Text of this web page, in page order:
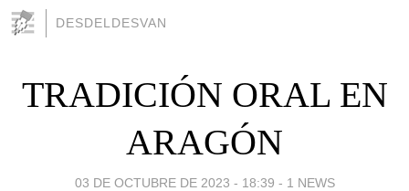
DESDELDESVAN
TRADICIÓN ORAL EN
ARAGÓN
03 DE OCTUBRE DE 2023 - 18:39 - 1 NEWS